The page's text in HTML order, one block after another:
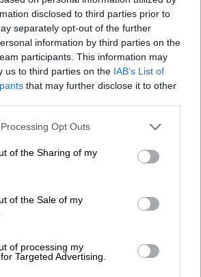
disclosed to third parties prior to
separately opt-out of the further
information by third parties on the
participants. This information may
us to third parties on the IAB’s List of
that may further disclose it to other
website/app uses one or more Google
or usage behaviour. You may click to
to Google and its third-party tags to
specified purposes in below Google
Opt Outs
of the Sharing of my
of the Sale of my
of processing my
Targeted Advertising.
Ειδικά Μαθήματα
Πανελλαδικών θα έχουν από
Αυτή την
17 Ιουνίου οι υποψήφιοι θα
οι βαθμολογίες